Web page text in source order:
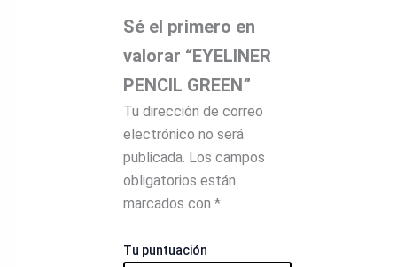
Sé el primero en
valorar “EYELINER
PENCIL GREEN”
Tu dirección de correo
electrónico no será
publicada. Los campos
obligatorios están
marcados con *
Tu puntuación